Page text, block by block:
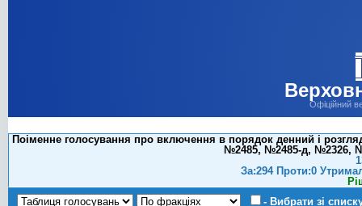
Офіційний
Поіменне голосування про включення в порядок денний і
№2485, №2485-д, №2326,
За:294 Проти:0
- Вибрати зі